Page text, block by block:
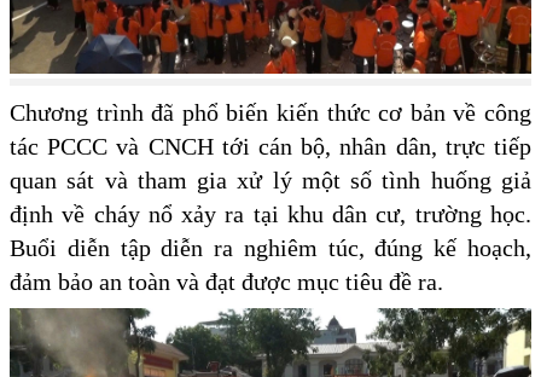
Chương trình đã phổ biến kiến thức cơ bản về công
tác PCCC và CNCH tới cán bộ, nhân dân, trực tiếp
quan sát và tham gia xử lý một số tình huống giả
định về cháy nổ xảy ra tại khu dân cư, trường học.
Buổi diễn tập diễn ra nghiêm túc, đúng kế hoạch,
đảm bảo an toàn và đạt được mục tiêu đề ra.